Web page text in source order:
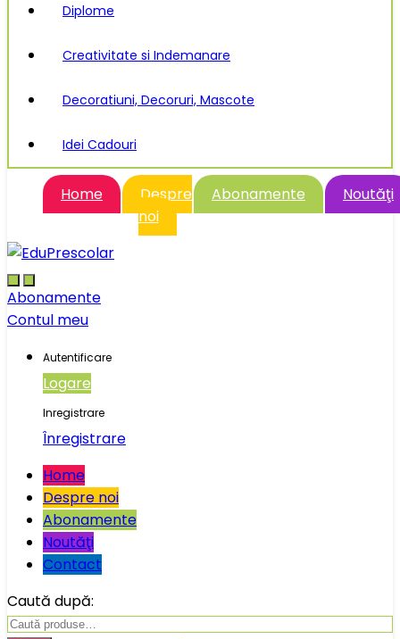
Diplome
Creativitate si Indemanare
Decoratiuni, Decoruri, Mascote
Idei Cadouri
Home
Despre
noi
Abonamente Noutăţi
Abonamente
Contul meu
Autentificare
Logare
Inregistrare
Înregistrare
Home
Despre noi
Abonamente
Noutăţi
Contact
Caută după: